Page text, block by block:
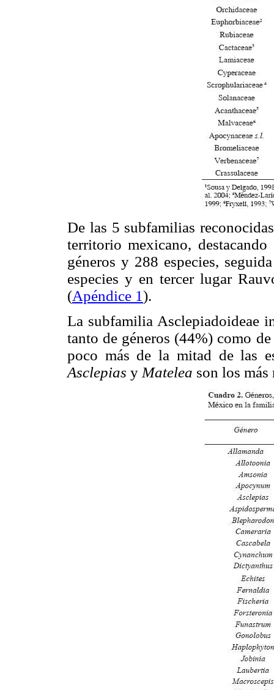
De las 5 subfamilias
territorio mexicano,
géneros y 288 especies,
especies y en tercer lugar
(Apéndice 1).
La subfamilia Asclepiadoideae
tanto de géneros (44%) como
poco más de la mitad de las
Asclepias y Matelea son los más